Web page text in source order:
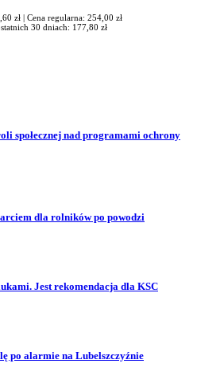
zł | Cena regularna: 254,00 zł
30 dniach: 177,80 zł
społecznej nad programami ochrony
dla rolników po powodzi
Jest rekomendacja dla KSC
po alarmie na Lubelszczyźnie